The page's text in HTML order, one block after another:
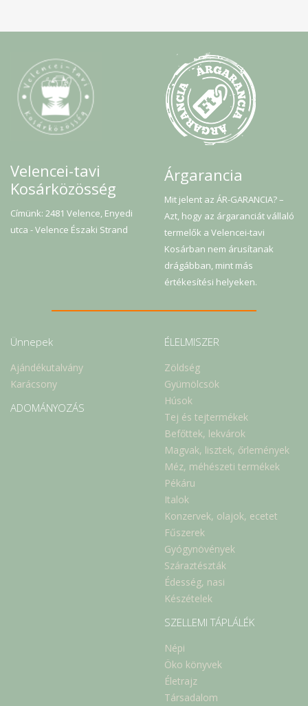
Velencei-tavi
Kosárközösség
Címünk: 2481 Velence, Enyedi
utca - Velence Északi Strand
Árgarancia
Mit jelent az ÁR-GARANCIA? –
Azt, hogy az árgaranciát vállaló
termelők a Velencei-tavi
Kosárban nem árusítanak
drágábban, mint más
értékesítési helyeken.
Ünnepek
Ajándékutalvány
Karácsony
ADOMÁNYOZÁS
ÉLELMISZER
Zöldség
Gyümölcsök
Húsok
Tej és tejtermékek
Befőttek, lekvárok
Magvak, lisztek, őrlemények
Méz, méhészeti termékek
Pékáru
Italok
Konzervek, olajok, ecetet
Fűszerek
Gyógynövények
Száraztészták
Édesség, nasi
Készételek
SZELLEMI TÁPLÁLÉK
Népi
Öko könyvek
Életrajz
Társadalom